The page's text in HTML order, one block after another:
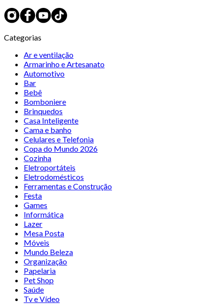
Categorias
Ar e ventilação
Armarinho e Artesanato
Automotivo
Bar
Bebê
Bomboniere
Brinquedos
Casa Inteligente
Cama e banho
Celulares e Telefonia
Copa do Mundo 2026
Cozinha
Eletroportáteis
Eletrodomésticos
Ferramentas e Construção
Festa
Games
Informática
Lazer
Mesa Posta
Móveis
Mundo Beleza
Organização
Papelaria
Pet Shop
Saúde
Tv e Vídeo